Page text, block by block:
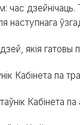
час
наступнага
якія гатовы
Кабінета па
Кабінета